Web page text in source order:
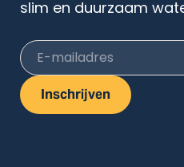
slim en duurzaam
E-mailadres
Inschrijven